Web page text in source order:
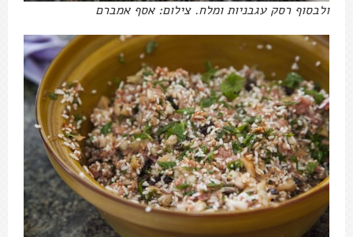
ולבסוף רסק עגבניות ומלח. צילום: אסף אמברם